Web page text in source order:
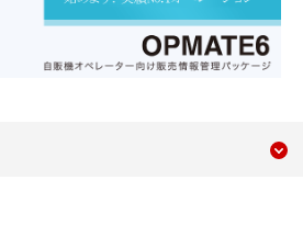
自販機オペーレーター向